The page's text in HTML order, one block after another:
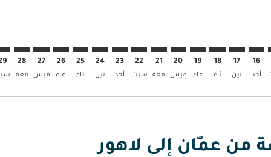
16
أحد
17
نين
18
ثاء
19
عاء
20
ميس
21
معة
22
سبت
23
أحد
24
نين
25
ثاء
26
عاء
27
ميس
28
معة
من عمّان إلى لاهور